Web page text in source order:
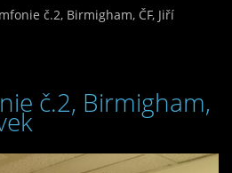
č.2, Birmigham, ČF, Jiří
č.2, Birmigham,